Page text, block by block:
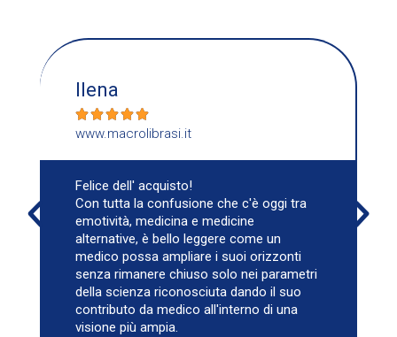
Marcello

www.amazon.it
Un'opera sorprendente per qualità e
quantità!
Il nome "via" della guarigione mi faceva
pensare a una sorta di libretto pratico,
Invece è tutt'altro, è un libro così denso e
ampio da comprenderne più di uno, ben
scritto, con uno stile facile da seguire. Si
tratta di una vera "piazza" della
guarigione, un luogo in cui stare, in mezzo